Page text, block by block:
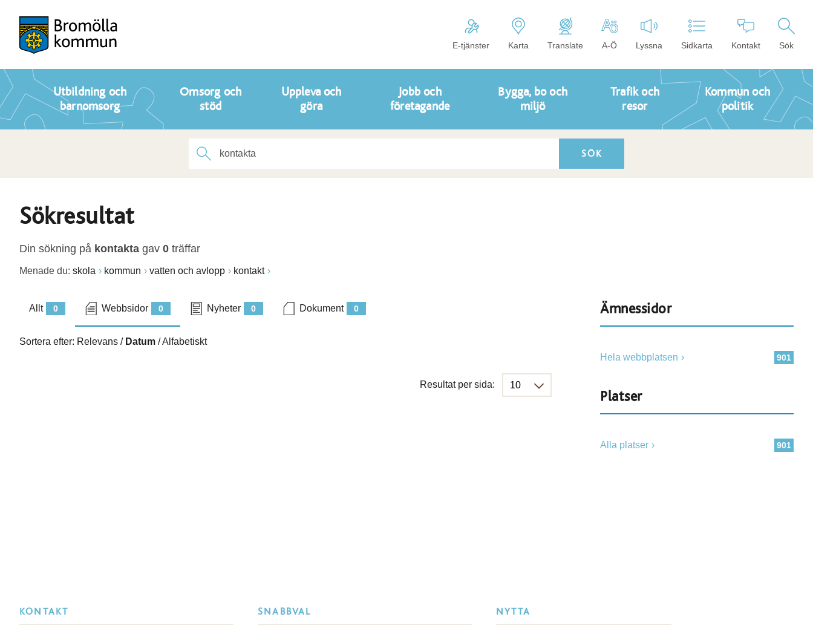
E-tjänster Karta Translate A-Ö Lyssna Sidkarta Kontakt Sök
Utbildning och
barnomsorg
Omsorg och
stöd
Uppleva och
göra
Jobb och
företagande
Bygga, bo och
miljö
Trafik och
resor
Kommun och
politik
Sökresultat
Din sökning på kontakta gav 0 träffar
Menade du: skola kommun vatten och avlopp kontakt
0
Allt 0
Webbsidor 0
Nyheter 0
Dokument
Sortera efter: Relevans / Datum /Alfabetiskt
Resultat per sida:
Ämnessidor
901
Hela webbplatsen
Platser
901
Alla platser
KONTAKT SNABBVAL NYTTA